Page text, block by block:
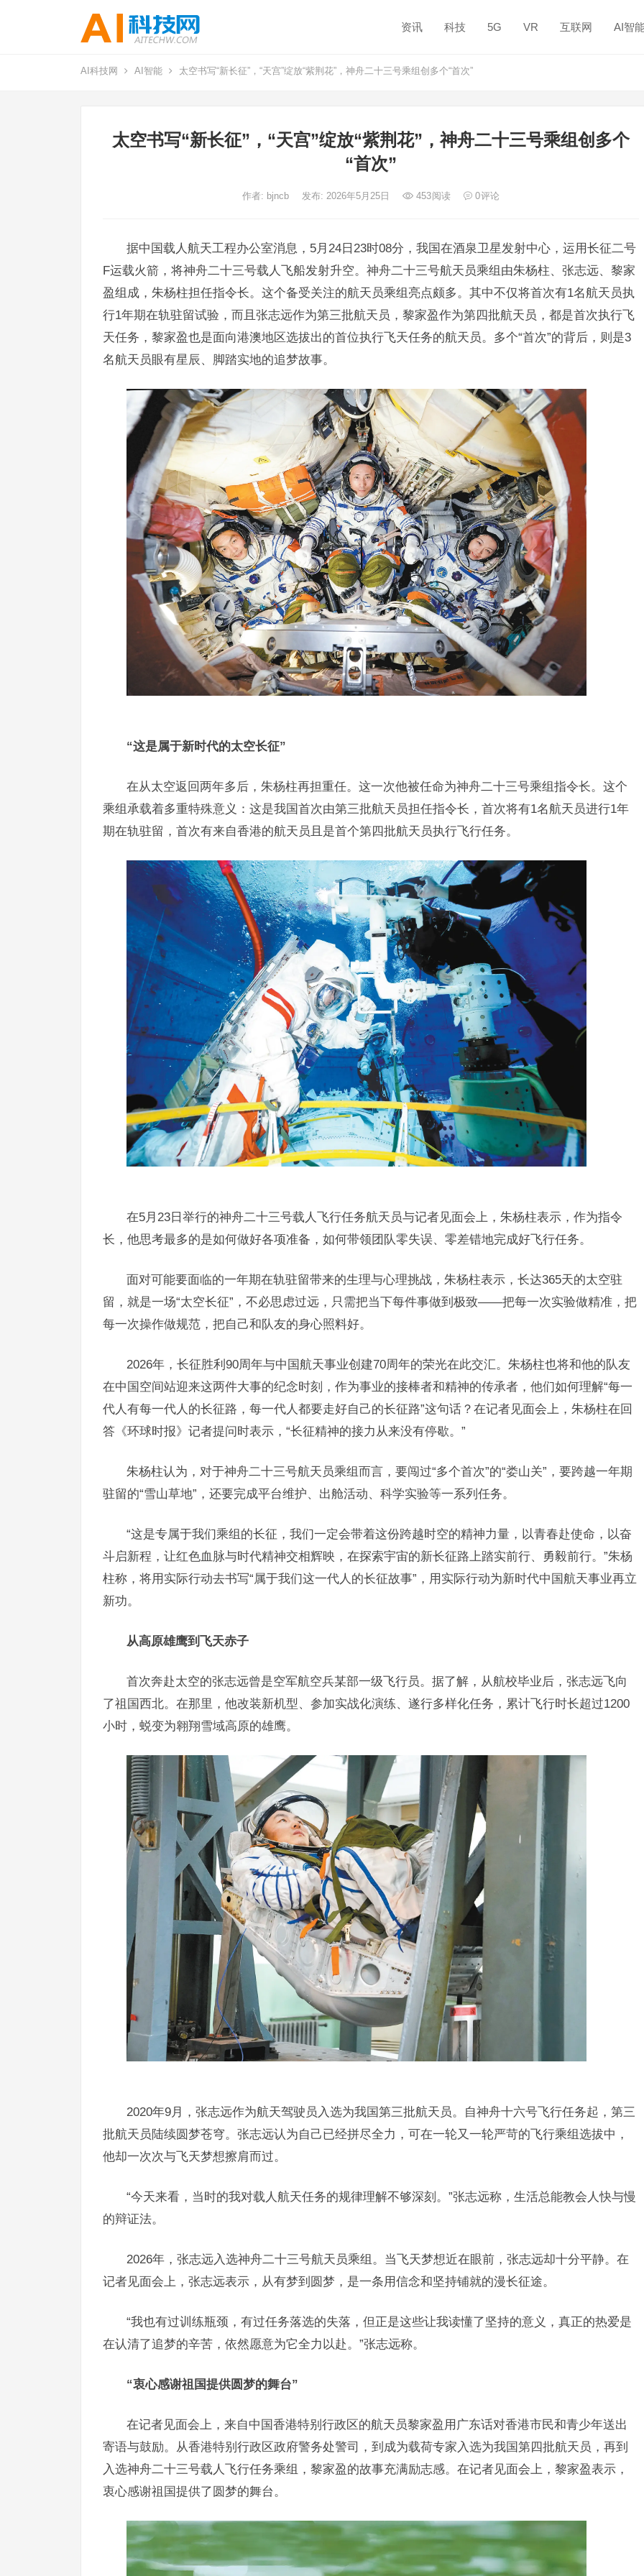
资讯 科技 5G VR 互联网 AI智
AI科技网 AI智能 太空书写“新长征”，“天宫”绽放“紫荆花”，神舟二十三号乘组创多个“首次”
太空书写“新长征”，“天宫”绽放“紫荆花”，神舟二十三号乘组创多个
“首次”
作者: bjncb 发布: 2026年5月25日 453阅读 0评论
据中国载人航天工程办公室消息，5月24日23时08分，我国在酒泉卫星发射中心，运用长征二号
F运载火箭，将神舟二十三号载人飞船发射升空。神舟二十三号航天员乘组由朱杨柱、张志远、黎家
盈组成，朱杨柱担任指令长。这个备受关注的航天员乘组亮点颇多。其中不仅将首次有1名航天员执
行1年期在轨驻留试验，而且张志远作为第三批航天员，黎家盈作为第四批航天员，都是首次执行飞
天任务，黎家盈也是面向港澳地区选拔出的首位执行飞天任务的航天员。多个“首次”的背后，则是3
名航天员眼有星辰、脚踏实地的追梦故事。
“这是属于新时代的太空长征”
在从太空返回两年多后，朱杨柱再担重任。这一次他被任命为神舟二十三号乘组指令长。这个
乘组承载着多重特殊意义：这是我国首次由第三批航天员担任指令长，首次将有1名航天员进行1年
期在轨驻留，首次有来自香港的航天员且是首个第四批航天员执行飞行任务。
在5月23日举行的神舟二十三号载人飞行任务航天员与记者见面会上，朱杨柱表示，作为指令
长，他思考最多的是如何做好各项准备，如何带领团队零失误、零差错地完成好飞行任务。
面对可能要面临的一年期在轨驻留带来的生理与心理挑战，朱杨柱表示，长达365天的太空驻
留，就是一场“太空长征”，不必思虑过远，只需把当下每件事做到极致——把每一次实验做精准，把
每一次操作做规范，把自己和队友的身心照料好。
2026年，长征胜利90周年与中国航天事业创建70周年的荣光在此交汇。朱杨柱也将和他的队友
在中国空间站迎来这两件大事的纪念时刻，作为事业的接棒者和精神的传承者，他们如何理解“每一
代人有每一代人的长征路，每一代人都要走好自己的长征路”这句话？在记者见面会上，朱杨柱在回
答《环球时报》记者提问时表示，“长征精神的接力从来没有停歇。”
朱杨柱认为，对于神舟二十三号航天员乘组而言，要闯过“多个首次”的“娄山关”，要跨越一年期
驻留的“雪山草地”，还要完成平台维护、出舱活动、科学实验等一系列任务。
“这是专属于我们乘组的长征，我们一定会带着这份跨越时空的精神力量，以青春赴使命，以奋
斗启新程，让红色血脉与时代精神交相辉映，在探索宇宙的新长征路上踏实前行、勇毅前行。”朱杨
柱称，将用实际行动去书写“属于我们这一代人的长征故事”，用实际行动为新时代中国航天事业再立
新功。
从高原雄鹰到飞天赤子
首次奔赴太空的张志远曾是空军航空兵某部一级飞行员。据了解，从航校毕业后，张志远飞向
了祖国西北。在那里，他改装新机型、参加实战化演练、遂行多样化任务，累计飞行时长超过1200
小时，蜕变为翱翔雪域高原的雄鹰。
2020年9月，张志远作为航天驾驶员入选为我国第三批航天员。自神舟十六号飞行任务起，第三
批航天员陆续圆梦苍穹。张志远认为自己已经拼尽全力，可在一轮又一轮严苛的飞行乘组选拔中，
他却一次次与飞天梦想擦肩而过。
“今天来看，当时的我对载人航天任务的规律理解不够深刻。”张志远称，生活总能教会人快与慢
的辩证法。
2026年，张志远入选神舟二十三号航天员乘组。当飞天梦想近在眼前，张志远却十分平静。在
记者见面会上，张志远表示，从有梦到圆梦，是一条用信念和坚持铺就的漫长征途。
“我也有过训练瓶颈，有过任务落选的失落，但正是这些让我读懂了坚持的意义，真正的热爱是
在认清了追梦的辛苦，依然愿意为它全力以赴。”张志远称。
“衷心感谢祖国提供圆梦的舞台”
在记者见面会上，来自中国香港特别行政区的航天员黎家盈用广东话对香港市民和青少年送出
寄语与鼓励。从香港特别行政区政府警务处警司，到成为载荷专家入选为我国第四批航天员，再到
入选神舟二十三号载人飞行任务乘组，黎家盈的故事充满励志感。在记者见面会上，黎家盈表示，
衷心感谢祖国提供了圆梦的舞台。